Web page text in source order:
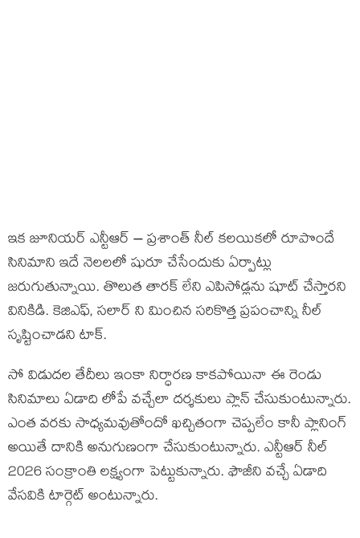
ఇక జూనియర్ ఎన్టీఆర్ – ప్రశాంత్ నీల్ కలయికలో రూపొందే
సినిమాని ఇదే నెలలలో షురూ చేసేందుకు ఏర్పాట్లు
జరుగుతున్నాయి. తొలుత తారక్ లేని ఎపిసోడ్లను షూట్ చేస్తారని
వినికిడి. కెజిఎఫ్, సలార్ ని మించిన సరికొత్త ప్రపంచాన్ని నీల్
సృష్టించాడని టాక్.
సో విడుదల తేదీలు ఇంకా నిర్ధారణ కాకపోయినా ఈ రెండు
సినిమాలు ఏడాది లోపే వచ్చేలా దర్శకులు ప్లాన్ చేసుకుంటున్నారు.
ఎంత వరకు సాధ్యమవుతోందో ఖచ్చితంగా చెప్పలేం కానీ ప్లానింగ్
అయితే దానికి అనుగుణంగా చేసుకుంటున్నారు. ఎన్టీఆర్ నీల్
2026 సంక్రాంతి లక్ష్యంగా పెట్టుకున్నారు. ఫౌజీని వచ్చే ఏడాది
వేసవికి టార్గెట్ అంటున్నారు.